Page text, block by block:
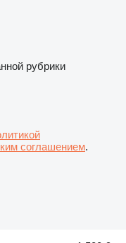
рубрики
соглашением.